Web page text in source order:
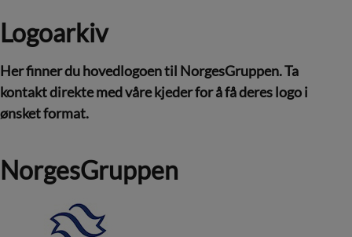
Logoarkiv
Her finner du hovedlogoen til NorgesGruppen. Ta
kontakt direkte med våre kjeder for å få deres logo i
ønsket format.
NorgesGruppen